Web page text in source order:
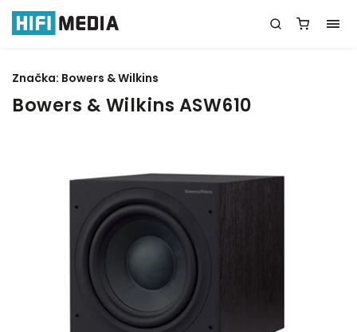
Bowers & Wilkins ASW610
Značka: Bowers & Wilkins